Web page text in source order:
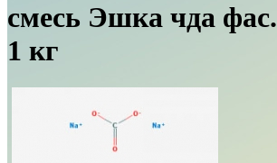
смесь Эшка чда фас.
1 кг